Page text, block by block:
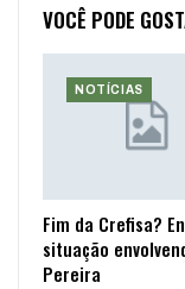
VOCÊ PODE
NOTÍCIAS
Fim da Crefisa?
situação
Pereira